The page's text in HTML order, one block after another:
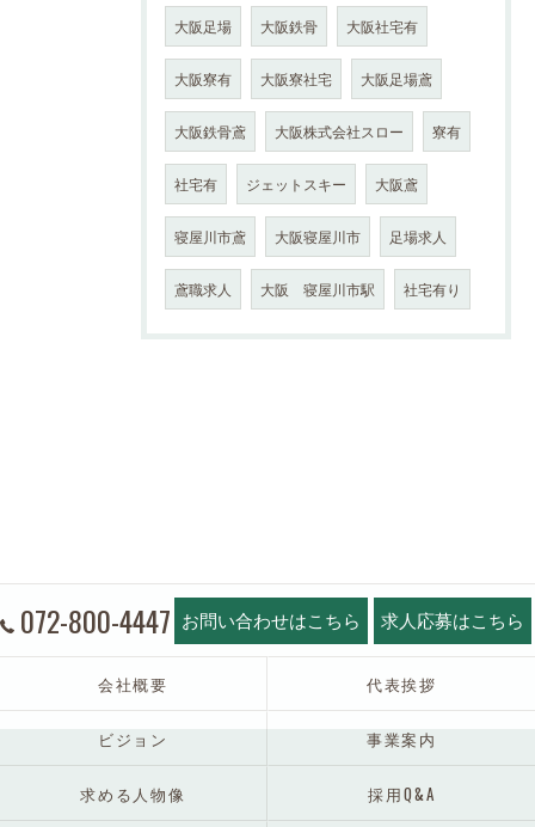
大阪足場 大阪鉄骨 大阪社宅有
大阪寮有 大阪寮社宅 大阪足場鳶
大阪鉄骨鳶 大阪株式会社スロー 寮有
社宅有 ジェットスキー 大阪鳶
寝屋川市鳶 大阪寝屋川市 足場求人
鳶職求人 大阪 寝屋川市駅 社宅有り
072-800-4447 お問い合わせはこちら 求人応募はこちら
会社概要 代表挨拶
ビジョン 事業案内
求める人物像 採用Q&A